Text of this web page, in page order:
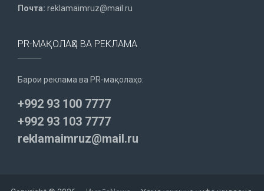
Почта: reklamaimruz@mail.ru
PR-МАҚОЛАҲО ВА РЕКЛАМА
Барои реклама ва PR-мақолаҳо:
+992 93 100 7777
+992 93 103 7777
reklamaimruz@mail.ru